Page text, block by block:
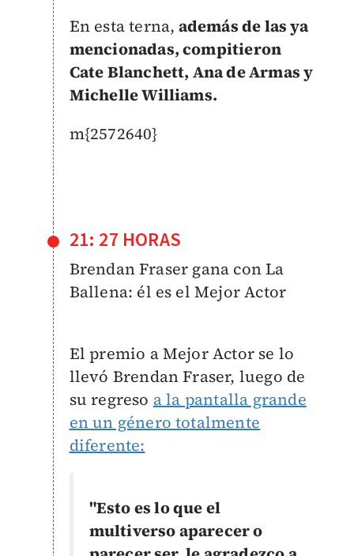
En esta terna, además de las ya
mencionadas, compitieron
Cate Blanchett, Ana de Armas y
Michelle Williams.
m{2572640}
21: 27 HORAS
Brendan Fraser gana con La
Ballena: él es el Mejor Actor
El premio a Mejor Actor se lo
llevó Brendan Fraser, luego de
su regreso a la pantalla grande
en un género totalmente
diferente:
"Esto es lo que el
multiverso aparecer o